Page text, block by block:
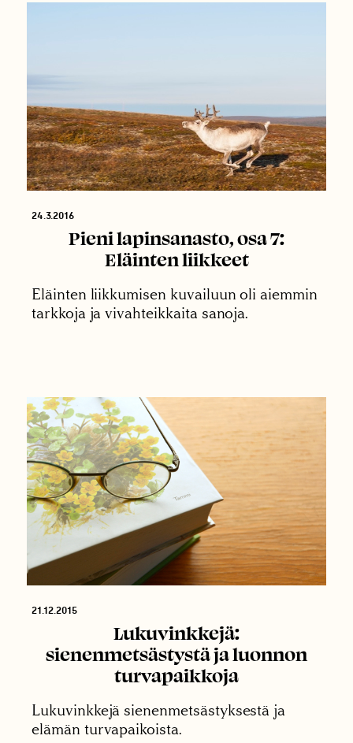
24.3.2016
Pieni lapinsanasto, osa 7:
Eläinten liikkeet
Eläinten liikkumisen kuvailuun oli aiemmin
tarkkoja ja vivahteikkaita sanoja.
21.12.2015
Lukuvinkkejä:
sienenmetsästystä ja luonnon
turvapaikkoja
Lukuvinkkejä sienenmetsästyksestä ja
elämän turvapaikoista.